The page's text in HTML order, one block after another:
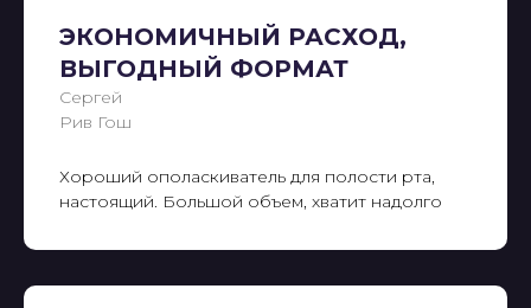
ЭКОНОМИЧНЫЙ РАСХОД,
ВЫГОДНЫЙ ФОРМАТ
Сергей
Рив Гош
Хороший ополаскиватель для полости рта,
настоящий. Большой объем, хватит надолго
Пользовательское соглашение
ООО «НТС «Градиент»,
ОГРН: 1027739304570, ИНН: 7720125736.
perioe@gradient.ru